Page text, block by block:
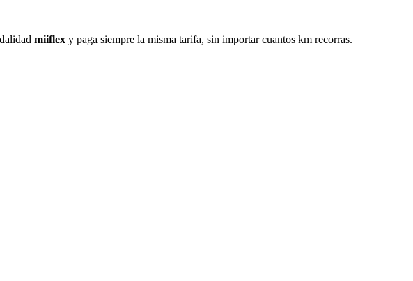
miiflex y paga siempre la misma tarifa, sin importar cuantos km recorras.